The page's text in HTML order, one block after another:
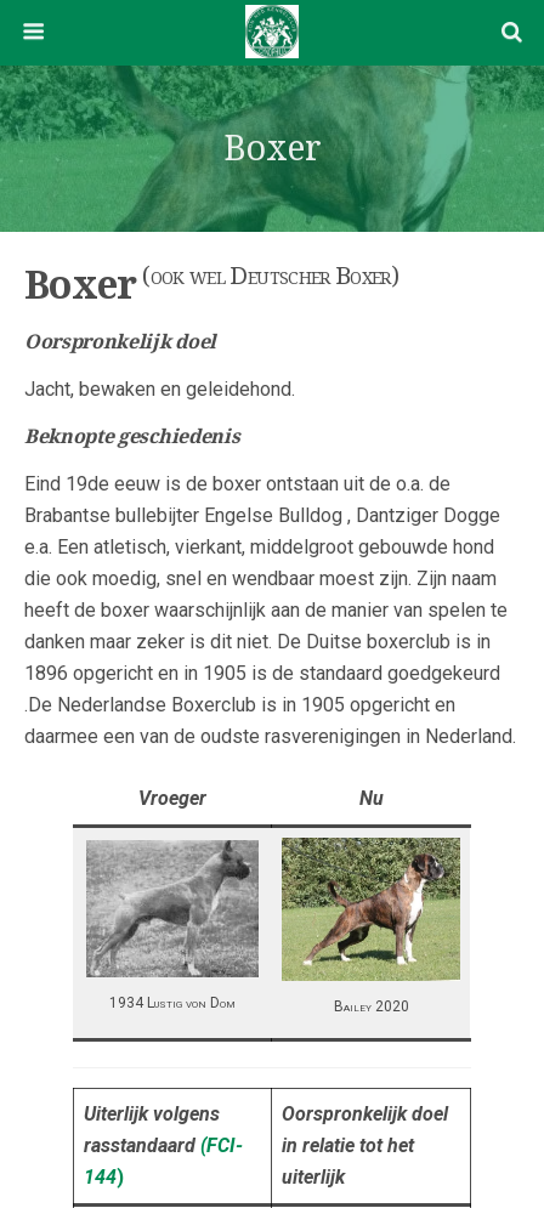
Boxer
Boxer (ook wel Deutscher Boxer)
Oorspronkelijk doel
Jacht, bewaken en geleidehond.
Beknopte geschiedenis
Eind 19de eeuw is de boxer ontstaan uit de o.a. de
Brabantse bullebijter Engelse Bulldog , Dantziger Dogge
e.a. Een atletisch, vierkant, middelgroot gebouwde hond
die ook moedig, snel en wendbaar moest zijn. Zijn naam
heeft de boxer waarschijnlijk aan de manier van spelen te
danken maar zeker is dit niet. De Duitse boxerclub is in
1896 opgericht en in 1905 is de standaard goedgekeurd
.De Nederlandse Boxerclub is in 1905 opgericht en
daarmee een van de oudste rasverenigingen in Nederland.
Vroeger Nu
1934 Lustig von Dom Bailey 2020
Uiterlijk volgens
rasstandaard (FCI-
144)
Oorspronkelijk doel
in relatie tot het
uiterlijk